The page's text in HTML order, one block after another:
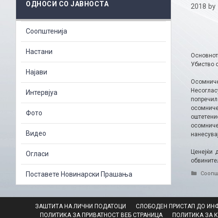
2018 by
Убиство
Ценејќи
ОДНОСИ СО ЈАВНОСТА
Соопштенија
Настани
Најави
Интервјуа
Фото
Видео
Огласи
Поставете Новинарски Прашања
ЗАШТИТА НА ЛИЧНИ ПОДАТОЦИ СЛОБОДЕН ПРИСТАП ДО
ПОЛИТИКА ЗА ПРИВАТНОСТ ВЕБ СТРАНИЦА
ПОЛИТИКА ЗА